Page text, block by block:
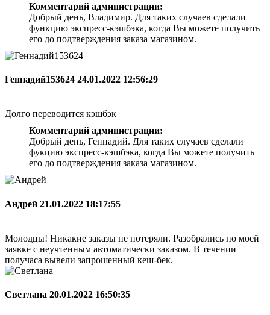
Комментарий администрации:
Добрый день, Владимир. Для таких случаев сделали
функцию экспресс-кэшбэка, когда Вы можете получить
его до подтверждения заказа магазином.
Геннадий153624 24.01.2022 12:56:29
Долго переводится кэшбэк
Комментарий администрации:
Добрый день, Геннадий. Для таких случаев сделали
фукцию экспресс-кэшбэка, когда Вы можете получить
его до подтверждения заказа магазином.
Андрей 21.01.2022 18:17:55
Молодцы! Никакие заказы не потеряли. Разобрались по моей
заявке с неучтенным автоматически заказом. В течении
получаса вывели запрошенный кеш-бек.
Светлана 20.01.2022 16:50:35